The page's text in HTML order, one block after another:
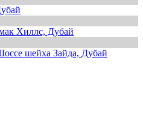
Хиллс, Дубай
шейха Зайда, Дубай